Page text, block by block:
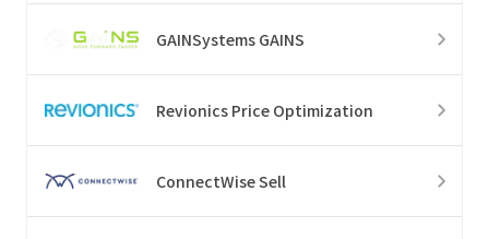
GAINSystems GAINS
Revionics Price Optimization
ConnectWise Sell